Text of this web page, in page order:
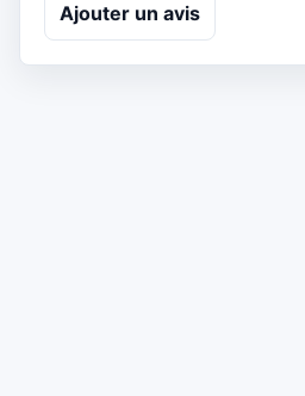
Ajouter un avis